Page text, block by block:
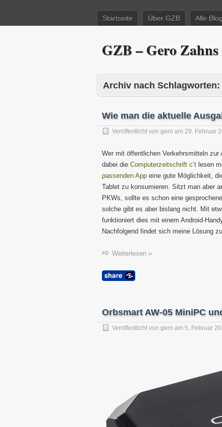
Startseite Über GZB Alle
GZB – Gero
Archiv nach Schlagworten:
Wie man die aktuelle
Veröffentlicht von gero am 29. Februar
Wer mit öffentlichen Verkehrsmitteln zur
dabei die Computerzeitschrift c’t lesen
passenden App eine gute Möglichkeit,
Tablet zu konsumieren. Sitzt man aber
PKWs, sollte es schon eine
solche gibt es aber bislang nicht. Mit
funktioniert dies mit einem Android-
Nachfolgend findet sich meine Lösung
Weiterlesen »
Orbsmart AW-05 MiniPC
Veröffentlicht von gero am 5. Februar